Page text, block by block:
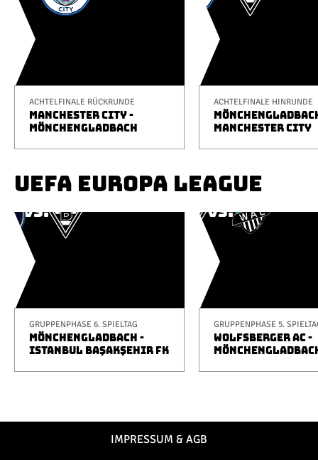
ACHTELFINALE RÜCKRUNDE
MANCHESTER CITY -
MÖNCHENGLADBACH
ACHTELFINALE HINRUNDE
MANCHESTER CITY
UEFA EUROPA LEAGUE
GRUPPENPHASE 6. SPIELTAG
MÖNCHENGLADBACH -
ISTANBUL BAŞAKŞEHIR FK
GRUPPENPHASE 5.
WOLFSBERGER AC -
IMPRESSUM & AGB